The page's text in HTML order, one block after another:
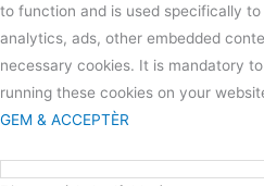
to function and is used specifically
analytics, ads, other embedded
necessary cookies. It is mandatory
running these cookies on your
GEM & ACCEPTÈR